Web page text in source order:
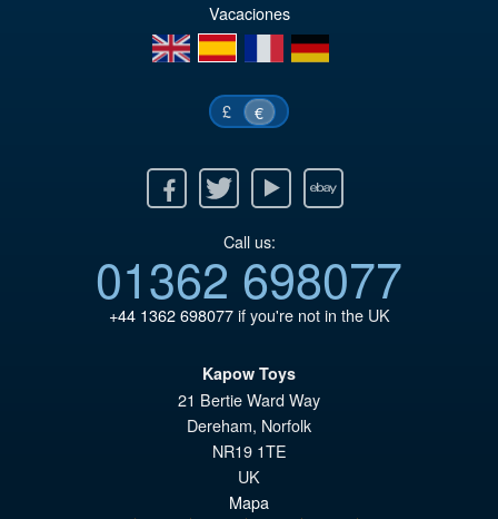
IN DEN WARENKORB
Vacaciones
en
es fr de
£ €
Twitter Youtube Ebay
Call us:
01362 698077
+44 1362 698077if you're not in the UK
Kapow Toys
21 Bertie Ward Way
Dereham, Norfolk
NR19 1TE
UK
Mapa